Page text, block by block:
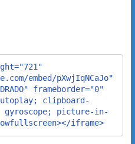
embed/pXwjIqNCaJo"
frameborder="0"
clipboard-
gyroscope; picture-in-
iframe>